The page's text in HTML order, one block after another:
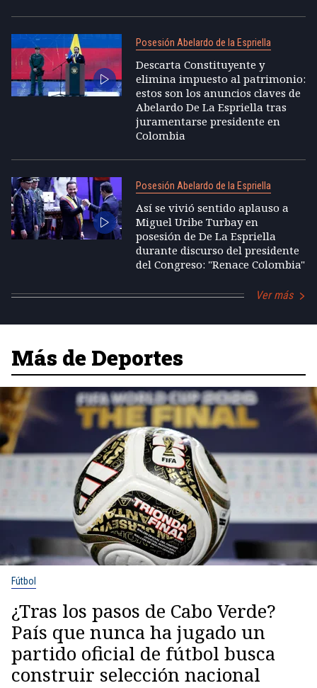
Posesión Abelardo de la Espriella
Descarta Constituyente y
elimina impuesto al patrimonio:
estos son los anuncios claves de
Abelardo De La Espriella tras
juramentarse presidente en
Colombia
Posesión Abelardo de la Espriella
Así se vivió sentido aplauso a
Miguel Uribe Turbay en
posesión de De La Espriella
durante discurso del presidente
del Congreso: "Renace Colombia"
Ver más
Más de Deportes
Fútbol
¿Tras los pasos de Cabo Verde?
País que nunca ha jugado un
partido oficial de fútbol busca
construir selección nacional